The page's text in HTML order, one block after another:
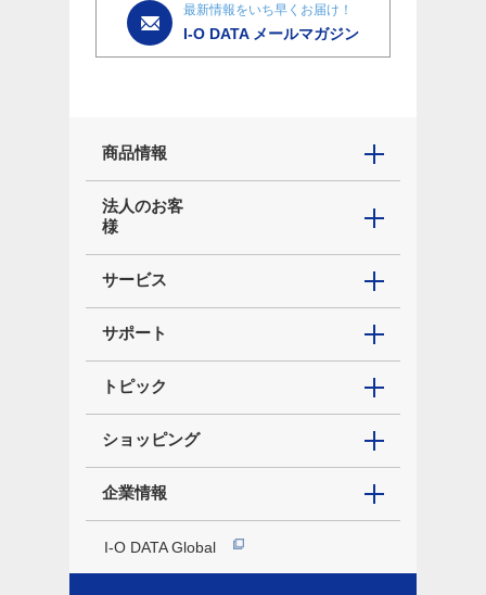
最新情報をいち早くお届け！
I-O DATA メールマガジン
商品情報
法人のお客
様
サービス
サポート
トピック
ショッピング
企業情報
I-O DATA Global